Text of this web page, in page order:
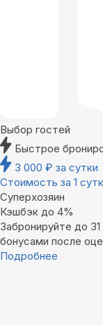
Выбор гостей
Быстрое
3 000 ₽ за сутки
Стоимость за 1
Суперхозяин
Кэшбэк до 4%
Забронируйте до
бонусами после
Подробнее